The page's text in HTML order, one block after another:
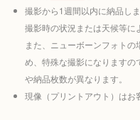
撮影から1週間以内に納品しま
撮影時の状況または天候等に
また、ニューボーンフォト
め、特殊な撮影になりますの
や納品枚数が異なります。
現像（プリントアウト）はお